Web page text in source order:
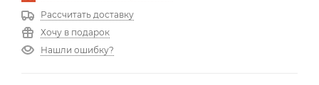
Рассчитать доставку
Хочу в подарок
Нашли ошибку?